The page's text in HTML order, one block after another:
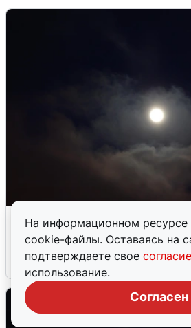
На информационном ресурсе
cookie-файлы. Оставаясь на
подтверждаете свое согласие
использование.
Согласен
В Воронеже
после сигнала тревоги
5 августа 0